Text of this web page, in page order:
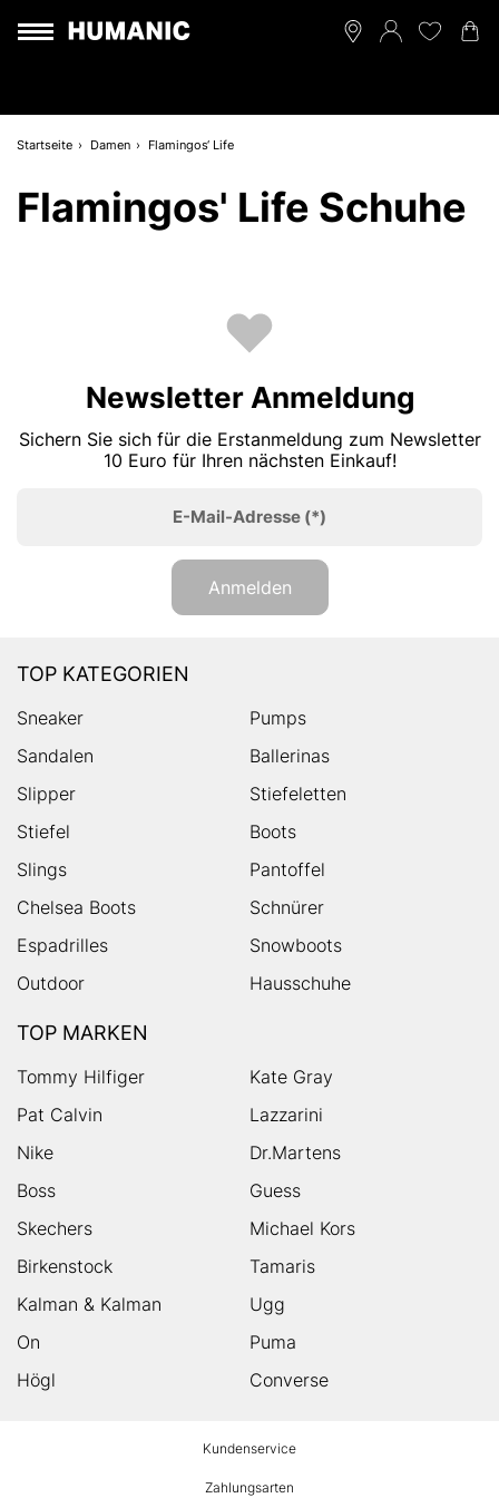
Startseite Damen Flamingos‘ Life
Flamingos' Life Schuhe
Newsletter Anmeldung
Sichern Sie sich für die Erstanmeldung zum Newsletter
10 Euro für Ihren nächsten Einkauf!
E-Mail-Adresse (*)
Anmelden
TOP KATEGORIEN
Sneaker
Pumps
Sandalen
Ballerinas
Slipper
Stiefeletten
Stiefel
Boots
Slings
Pantoffel
Chelsea Boots
Schnürer
Espadrilles
Snowboots
Outdoor
Hausschuhe
TOP MARKEN
Tommy Hilfiger
Kate Gray
Pat Calvin
Lazzarini
Nike
Dr.Martens
Boss
Guess
Skechers
Michael Kors
Birkenstock
Tamaris
Kalman & Kalman
Ugg
On
Puma
Högl
Converse
Kundenservice
Zahlungsarten